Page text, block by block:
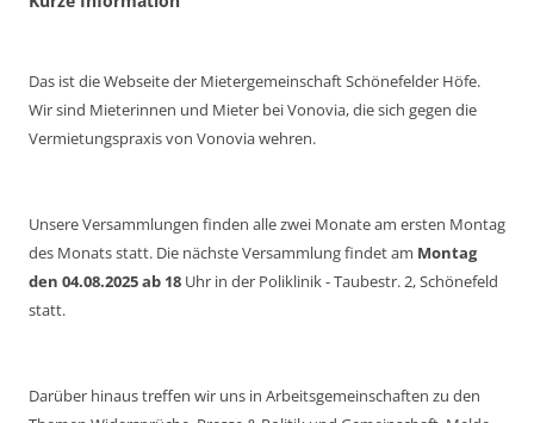
Das ist die Webseite der Mietergemeinschaft Schönefelder Höfe.
Wir sind Mieterinnen und Mieter bei Vonovia, die sich gegen die
Vermietungspraxis von Vonovia wehren.
Unsere Versammlungen finden alle zwei Monate am ersten Montag
des Monats statt. Die nächste Versammlung findet am Montag
den 04.08.2025 ab 18 Uhr in der Poliklinik - Taubestr. 2, Schönefeld
statt.
Darüber hinaus treffen wir uns in Arbeitsgemeinschaften zu den